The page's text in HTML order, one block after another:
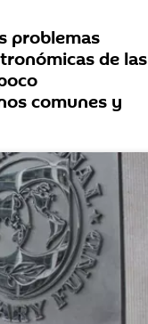
problemas
de las
comunes y